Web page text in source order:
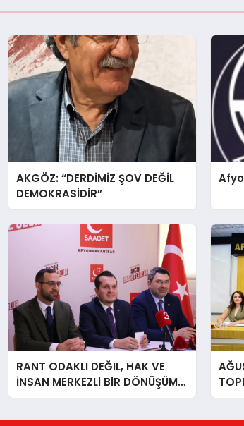
AKGÖZ: “DERDİMİZ ŞOV DEĞİL
DEMOKRASİDİR”
RANT ODAKLI DEĞIL, HAK VE
İNSAN MERKEZLi BiR DÖNÜŞÜM
İÇiN AFYONKARAHiSAR’IN